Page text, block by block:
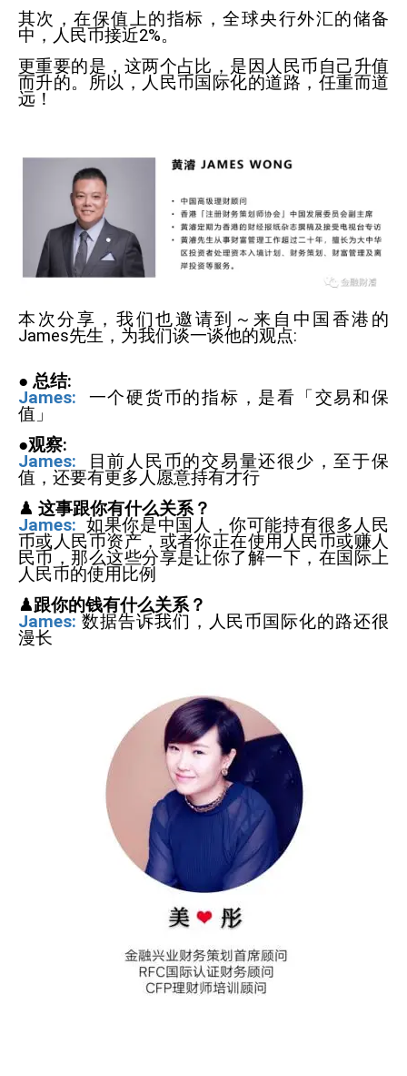
其次，在保值上的指标，全球央行外汇的储备
中，人民币接近2%。
更重要的是，这两个占比，是因人民币自己升值
而升的。所以，人民币国际化的道路，任重而道
远！
本次分享，我们也邀请到～来自中国香港的
James先生，为我们谈一谈他的观点:
● 总结:
James:
一个硬货币的指标，是看「交易和保
值」
●观察:
James:
目前人民币的交易量还很少，至于保
值，还要有更多人愿意持有才行
♟ 这事跟你有什么关系？
James: 如果你是中国人，你可能持有很多人民
币或人民币资产，或者你正在使用人民币或赚人
民币，那么这些分享是让你了解一下，在国际上
人民币的使用比例
♟跟你的钱有什么关系？
James: 数据告诉我们，人民币国际化的路还很
漫长